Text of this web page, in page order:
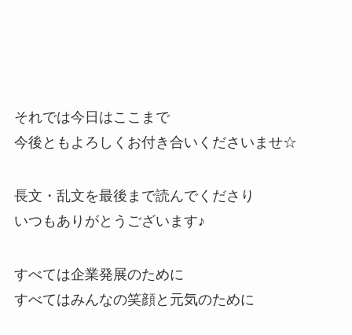
それでは今日はここまで
今後ともよろしくお付き合いくださいませ☆
長文・乱文を最後まで読んでくださり
いつもありがとうございます♪
すべては企業発展のために
すべてはみんなの笑顔と元気のために